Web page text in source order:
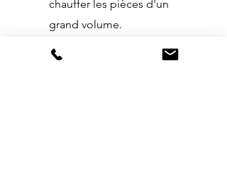
chauffer les pièces d'un
grand volume.